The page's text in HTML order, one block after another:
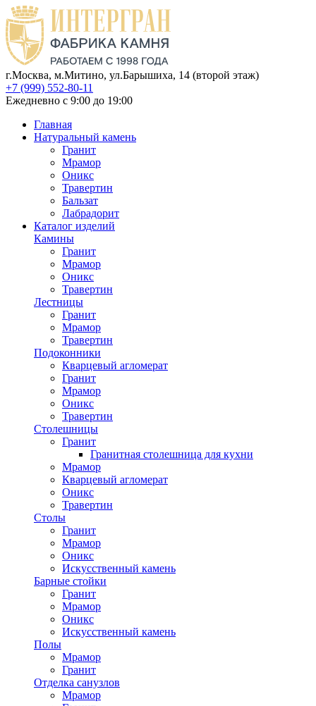
г.Москва, м.Митино, ул.Барышиха, 14 (второй этаж)
+7 (999) 552-80-11
Ежедневно с 9:00 до 19:00
Главная
Натуральный камень
Гранит
Мрамор
Оникс
Травертин
Бальзат
Лабрадорит
Каталог изделий
Камины
Гранит
Мрамор
Оникс
Травертин
Лестницы
Гранит
Мрамор
Травертин
Подоконники
Кварцевый агломерат
Гранит
Мрамор
Оникс
Травертин
Столешницы
Гранит
Гранитная столешница для кухни
Мрамор
Кварцевый агломерат
Оникс
Травертин
Столы
Гранит
Мрамор
Оникс
Искусственный камень
Барные стойки
Гранит
Мрамор
Оникс
Искусственный камень
Полы
Мрамор
Гранит
Отделка санузлов
Мрамор